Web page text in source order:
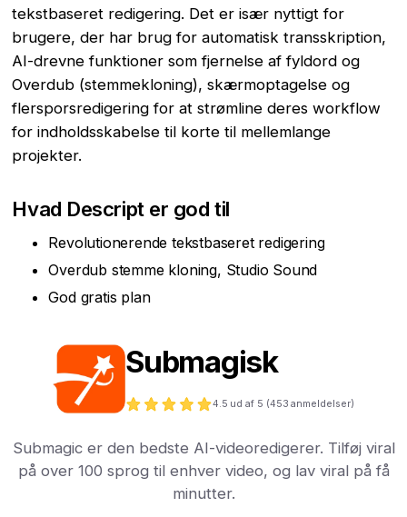
tekstbaseret redigering. Det er især nyttigt for
brugere, der har brug for automatisk transskription,
AI-drevne funktioner som fjernelse af fyldord og
Overdub (stemmekloning), skærmoptagelse og
flersporsredigering for at strømline deres workflow
for indholdsskabelse til korte til mellemlange
projekter.
Hvad Descript er god til
Revolutionerende tekstbaseret redigering
Overdub stemme kloning, Studio Sound
God gratis plan
Submagisk
4.5 ud af 5 (453 anmeldelser)
Submagic er den bedste AI-videoredigerer. Tilføj viral
på over 100 sprog til enhver video, og lav viral på få
minutter.